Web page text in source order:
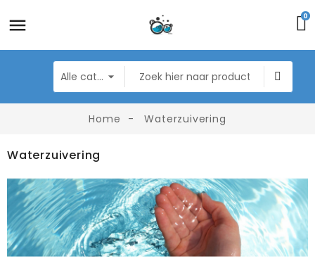
0
Home Waterzuivering
Waterzuivering